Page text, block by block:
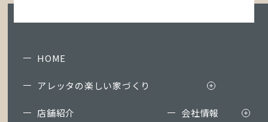
HOME
アレッタの楽しい家づくり
店舗紹介 会社情報